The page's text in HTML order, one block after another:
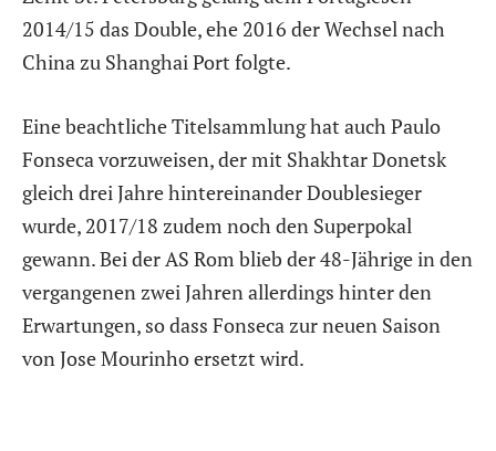
2014/15 das Double, ehe 2016 der Wechsel nach
China zu Shanghai Port folgte.
Eine beachtliche Titelsammlung hat auch Paulo
Fonseca vorzuweisen, der mit Shakhtar Donetsk
gleich drei Jahre hintereinander Doublesieger
wurde, 2017/18 zudem noch den Superpokal
gewann. Bei der AS Rom blieb der 48-Jährige in den
vergangenen zwei Jahren allerdings hinter den
Erwartungen, so dass Fonseca zur neuen Saison
von Jose Mourinho ersetzt wird.